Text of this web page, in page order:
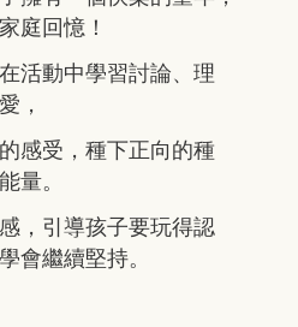
庭回憶！
活動中學習討論、理
，
感受，種下正向的種
量。
，引導孩子要玩得認
會繼續堅持。